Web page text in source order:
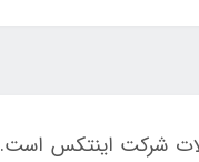
شرکت اینتکس است.